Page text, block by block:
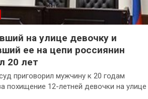
на улице девочку и
ее на цепи россиянин
20 лет
приговорил мужчину к 20 годам
похищение 12-летней девочки на улице